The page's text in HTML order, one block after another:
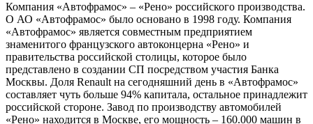
Компания «Автофрамос» – «Рено» российского производства.
О АО «Автофрамос» было основано в 1998 году. Компания
«Автофрамос» является совместным предприятием
знаменитого французского автоконцерна «Рено» и
правительства российской столицы, которое было
представлено в создании СП посредством участия Банка
Москвы. Доля Renault на сегодняшний день в «Автофрамос»
составляет чуть больше 94% капитала, остальное принадлежит
российской стороне. Завод по производству автомобилей
«Рено» находится в Москве, его мощность – 160.000 машин в